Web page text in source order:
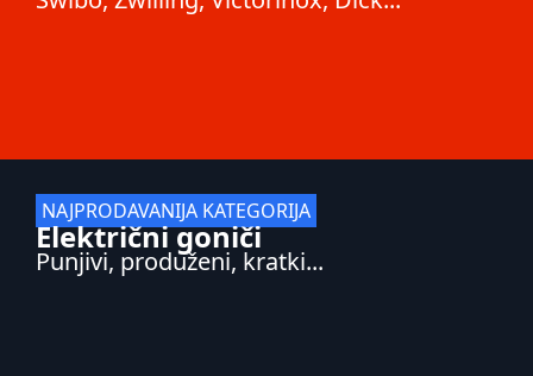
NAJPRODAVANIJA KATEGORIJA
Električni goniči
Punjivi, produženi, kratki...